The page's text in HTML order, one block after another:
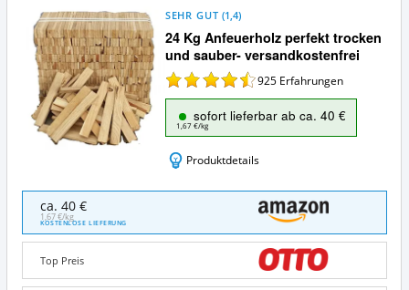
24 Kg Anfeuerholz perfekt trocken
und sauber- versandkostenfrei
SEHR GUT (1,4)
925 Erfahrungen
sofort lieferbar ab ca. 40 €
1,67 €/kg
Produktdetails
24
Anfeuerholz
perfekt
trocken
und
ca. 40 €
1,67 €/kg
KOSTENLOSE LIEFERUNG
Top Preis